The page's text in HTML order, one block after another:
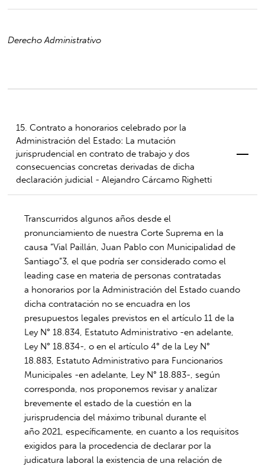
Derecho Administrativo
15. Contrato a honorarios celebrado por la
Administración del Estado: La mutación
jurisprudencial en contrato de trabajo y dos
consecuencias concretas derivadas de dicha
declaración judicial - Alejandro Cárcamo Righetti
Transcurridos algunos años desde el
pronunciamiento de nuestra Corte Suprema en la
causa “Vial Paillán, Juan Pablo con Municipalidad de
Santiago”3, el que podría ser considerado como el
leading case en materia de personas contratadas
a honorarios por la Administración del Estado cuando
dicha contratación no se encuadra en los
presupuestos legales previstos en el artículo 11 de la
Ley N° 18.834, Estatuto Administrativo -en adelante,
Ley N° 18.834-, o en el artículo 4° de la Ley N°
18.883, Estatuto Administrativo para Funcionarios
Municipales -en adelante, Ley N° 18.883-, según
corresponda, nos proponemos revisar y analizar
brevemente el estado de la cuestión en la
jurisprudencia del máximo tribunal durante el
año 2021, específicamente, en cuanto a los requisitos
exigidos para la procedencia de declarar por la
judicatura laboral la existencia de una relación de